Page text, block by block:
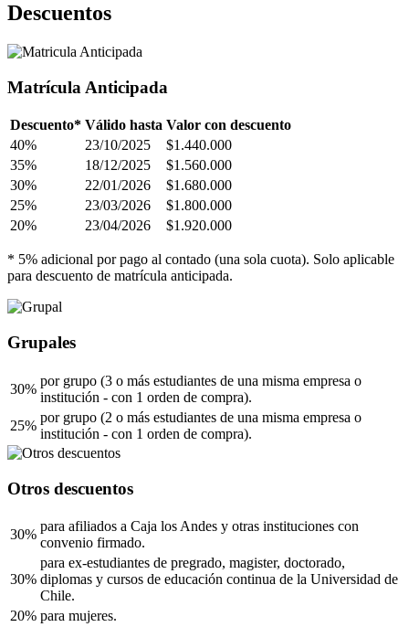
Descuentos
Matrícula Anticipada
Descuento* Válido hasta Valor con descuento
40%
23/10/2025
$1.440.000
35%
18/12/2025
$1.560.000
30%
22/01/2026
$1.680.000
25%
23/03/2026
$1.800.000
20%
23/04/2026 $1.920.000
* 5% adicional por pago al contado (una sola cuota). Solo aplicable
para descuento de matrícula anticipada.
Grupales
30%
por grupo (3 o más estudiantes de una misma empresa o
institución - con 1 orden de compra).
25%
por grupo (2 o más estudiantes de una misma empresa o
institución - con 1 orden de compra).
Otros descuentos
30%
para afiliados a Caja los Andes y otras instituciones con
convenio firmado.
30%
para ex-estudiantes de pregrado, magister, doctorado,
diplomas y cursos de educación continua de la Universidad de
Chile.
20% para mujeres.